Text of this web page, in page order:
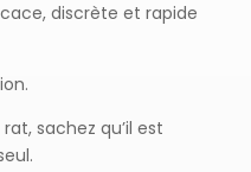
discrète et rapide
sachez qu’il est